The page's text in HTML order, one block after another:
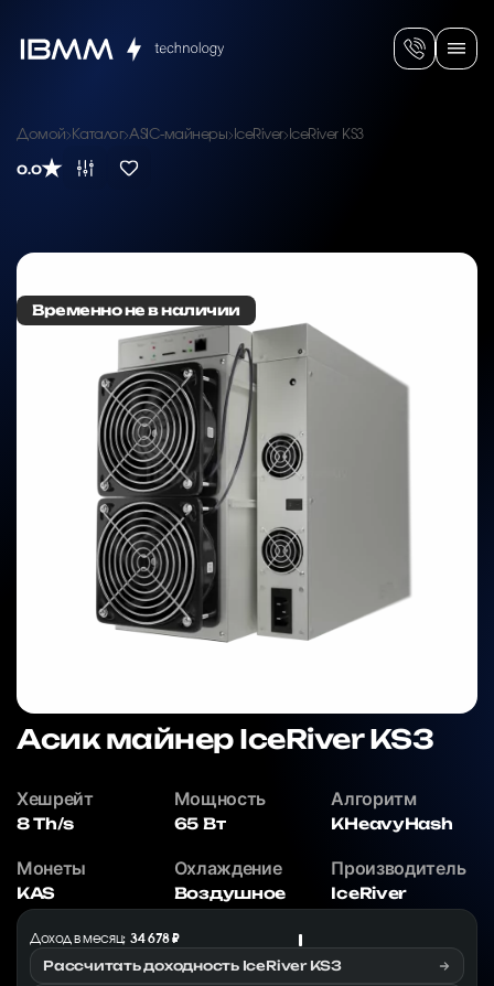
Домой Каталог ASIC-майнеры IceRiver IceRiver KS3
0.0
Временно не в наличии
Асик майнер IceRiver KS3
Хешрейт
8 Th/s
Мощность
65 Вт
Алгоритм
KHeavyHash
Монеты
KAS
Охлаждение
Воздушное
Производитель
IceRiver
Доход в месяц: 34 678 ₽
Рассчитать доходность IceRiver KS3